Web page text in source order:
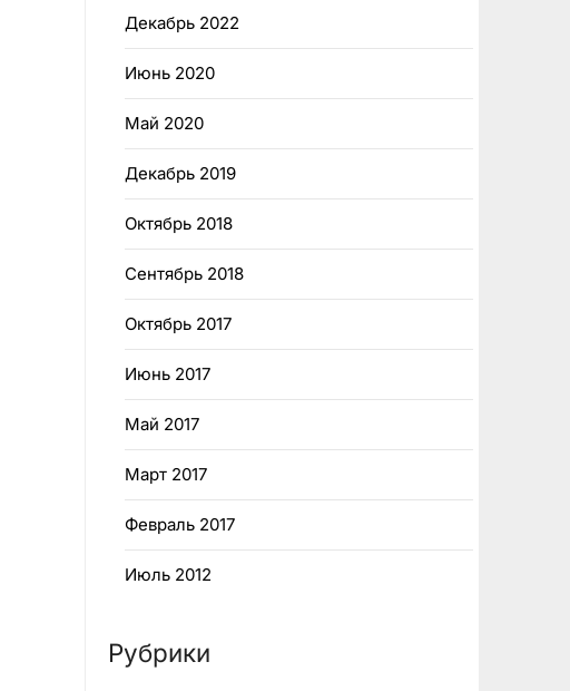
Декабрь 2022
Июнь 2020
Май 2020
Декабрь 2019
Октябрь 2018
Сентябрь 2018
Октябрь 2017
Июнь 2017
Май 2017
Март 2017
Февраль 2017
Июль 2012
Рубрики